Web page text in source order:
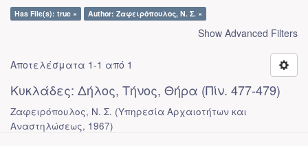
Has File(s): true × Author: Ζαφειρόπουλος, Ν. Σ. ×
Show Advanced Filters
Αποτελέσματα 1-1 από 1
Κυκλάδες: Δήλος, Τήνος, Θήρα (Πίν. 477-479)
Ζαφειρόπουλος, Ν. Σ. (Υπηρεσία Αρχαιοτήτων και
Αναστηλώσεως, 1967)